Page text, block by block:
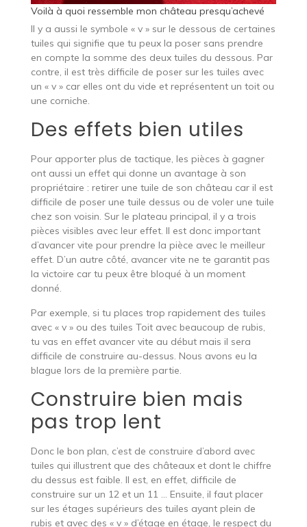
Voilà à quoi ressemble mon château presqu’achevé
Il y a aussi le symbole « v » sur le dessous de certaines
tuiles qui signifie que tu peux la poser sans prendre
en compte la somme des deux tuiles du dessous. Par
contre, il est très difficile de poser sur les tuiles avec
un « v » car elles ont du vide et représentent un toit ou
une corniche.
Des effets bien utiles
Pour apporter plus de tactique, les pièces à gagner
ont aussi un effet qui donne un avantage à son
propriétaire : retirer une tuile de son château car il est
difficile de poser une tuile dessus ou de voler une tuile
chez son voisin. Sur le plateau principal, il y a trois
pièces visibles avec leur effet. Il est donc important
d’avancer vite pour prendre la pièce avec le meilleur
effet. D’un autre côté, avancer vite ne te garantit pas
la victoire car tu peux être bloqué à un moment
donné.
Par exemple, si tu places trop rapidement des tuiles
avec « v » ou des tuiles Toit avec beaucoup de rubis,
tu vas en effet avancer vite au début mais il sera
difficile de construire au-dessus. Nous avons eu la
blague lors de la première partie.
Construire bien mais
pas trop lent
Donc le bon plan, c’est de construire d’abord avec
tuiles qui illustrent que des châteaux et dont le chiffre
du dessus est faible. Il est, en effet, difficile de
construire sur un 12 et un 11 … Ensuite, il faut placer
sur les étages supérieurs des tuiles ayant plein de
rubis et avec des « v » d’étage en étage, le respect du